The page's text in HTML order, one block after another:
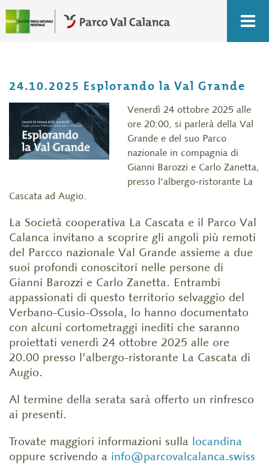
24.10.2025 Esplorando la Val Grande
Venerdì 24 ottobre 2025 alle
ore 20:00, si parlerà della Val
Grande e del suo Parco
nazionale in compagnia di
Gianni Barozzi e Carlo Zanetta,
presso l’albergo-ristorante La
Cascata ad Augio.
La Società cooperativa La Cascata e il Parco Val
Calanca invitano a scoprire gli angoli più remoti
del Parcco nazionale Val Grande assieme a due
suoi profondi conoscitori nelle persone di
Gianni Barozzi e Carlo Zanetta. Entrambi
appassionati di questo territorio selvaggio del
Verbano-Cusio-Ossola, lo hanno documentato
con alcuni cortometraggi inediti che saranno
proiettati venerdì 24 ottobre 2025 alle ore
20.00 presso l’albergo-ristorante La Cascata di
Augio.
Al termine della serata sarà offerto un rinfresco
ai presenti.
Trovate maggiori informazioni sulla locandina
oppure scrivendo a info@parcovalcalanca.swiss